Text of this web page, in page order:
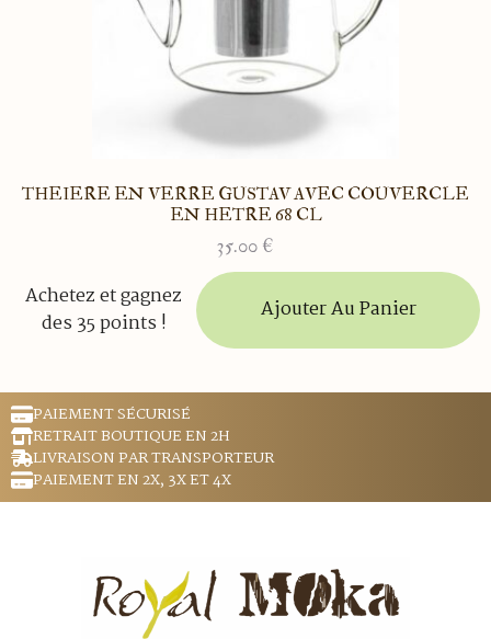
THEIERE EN VERRE GUSTAV AVEC COUVERCLE
EN HETRE 68 CL
35.00 €
Achetez et gagnez
des 35 points !
Ajouter Au Panier
PAIEMENT SÉCURISÉ
RETRAIT BOUTIQUE EN 2H
LIVRAISON PAR TRANSPORTEUR
PAIEMENT EN 2X, 3X ET 4X